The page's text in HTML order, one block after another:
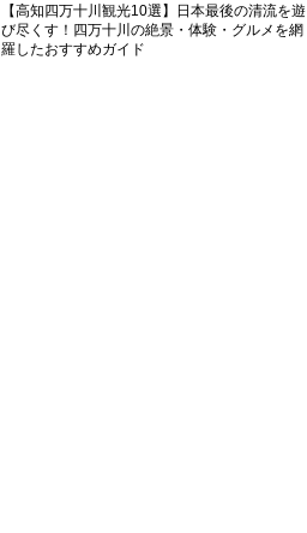
【高知四万十川観光10選】日本最後の清流を遊
び尽くす！四万十川の絶景・体験・グルメを網
羅したおすすめガイド